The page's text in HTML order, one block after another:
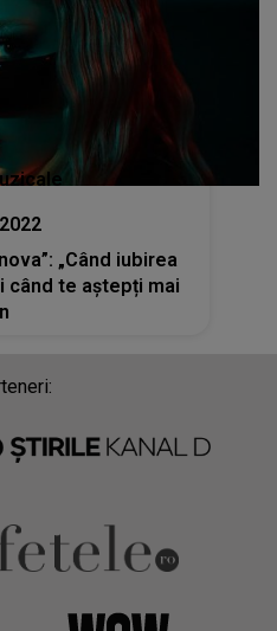
„Când iubirea
când te aștepți mai